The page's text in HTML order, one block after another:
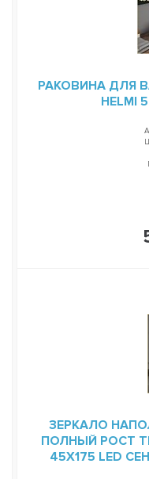
РАКОВИНА ДЛЯ
HELMI
ЗЕРКАЛО
ПОЛНЫЙ РОСТ
45Х175 LED